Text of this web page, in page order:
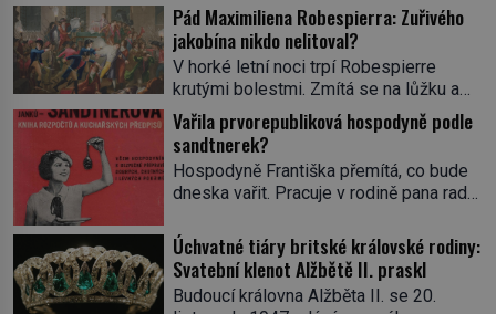
Pád Maximiliena Robespierra: Zuřivého
jakobína nikdo nelitoval?
V horké letní noci trpí Robespierre
krutými bolestmi. Zmítá se na lůžku a
hlavou mu víří kolotoč myšlenek. Když
se probere z mdlob, vzpomene si na
jednu z pařížských jasnovidek, kterou
před lety navštívil. Prorokovala mu
tragický osud. Tehdy se jí vysmál.
prohlásil o něm jiný významný
francouzský revolucionář, Honoré de
Mirabeau […]
Vařila prvorepubliková hospodyně podle
sandtnerek?
Hospodyně Františka přemítá, co bude
dneska vařit. Pracuje v rodině pana rady
rychle v jedné ze „sandtnerek“.
„Zaplaťpánbůh, že už nemusíme chodit
s lístky,“ povzdechne si směrem ke
služce, kterou má v kuchyni k ruce.
Úchvatné tiáry britské královské rodiny:
Svatební klenot Alžbětě II. praskl
Budoucí královna Alžběta II. se 20.